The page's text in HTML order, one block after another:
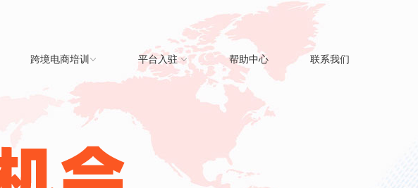
跨境电商培训 平台入驻 帮助中心 联系我们